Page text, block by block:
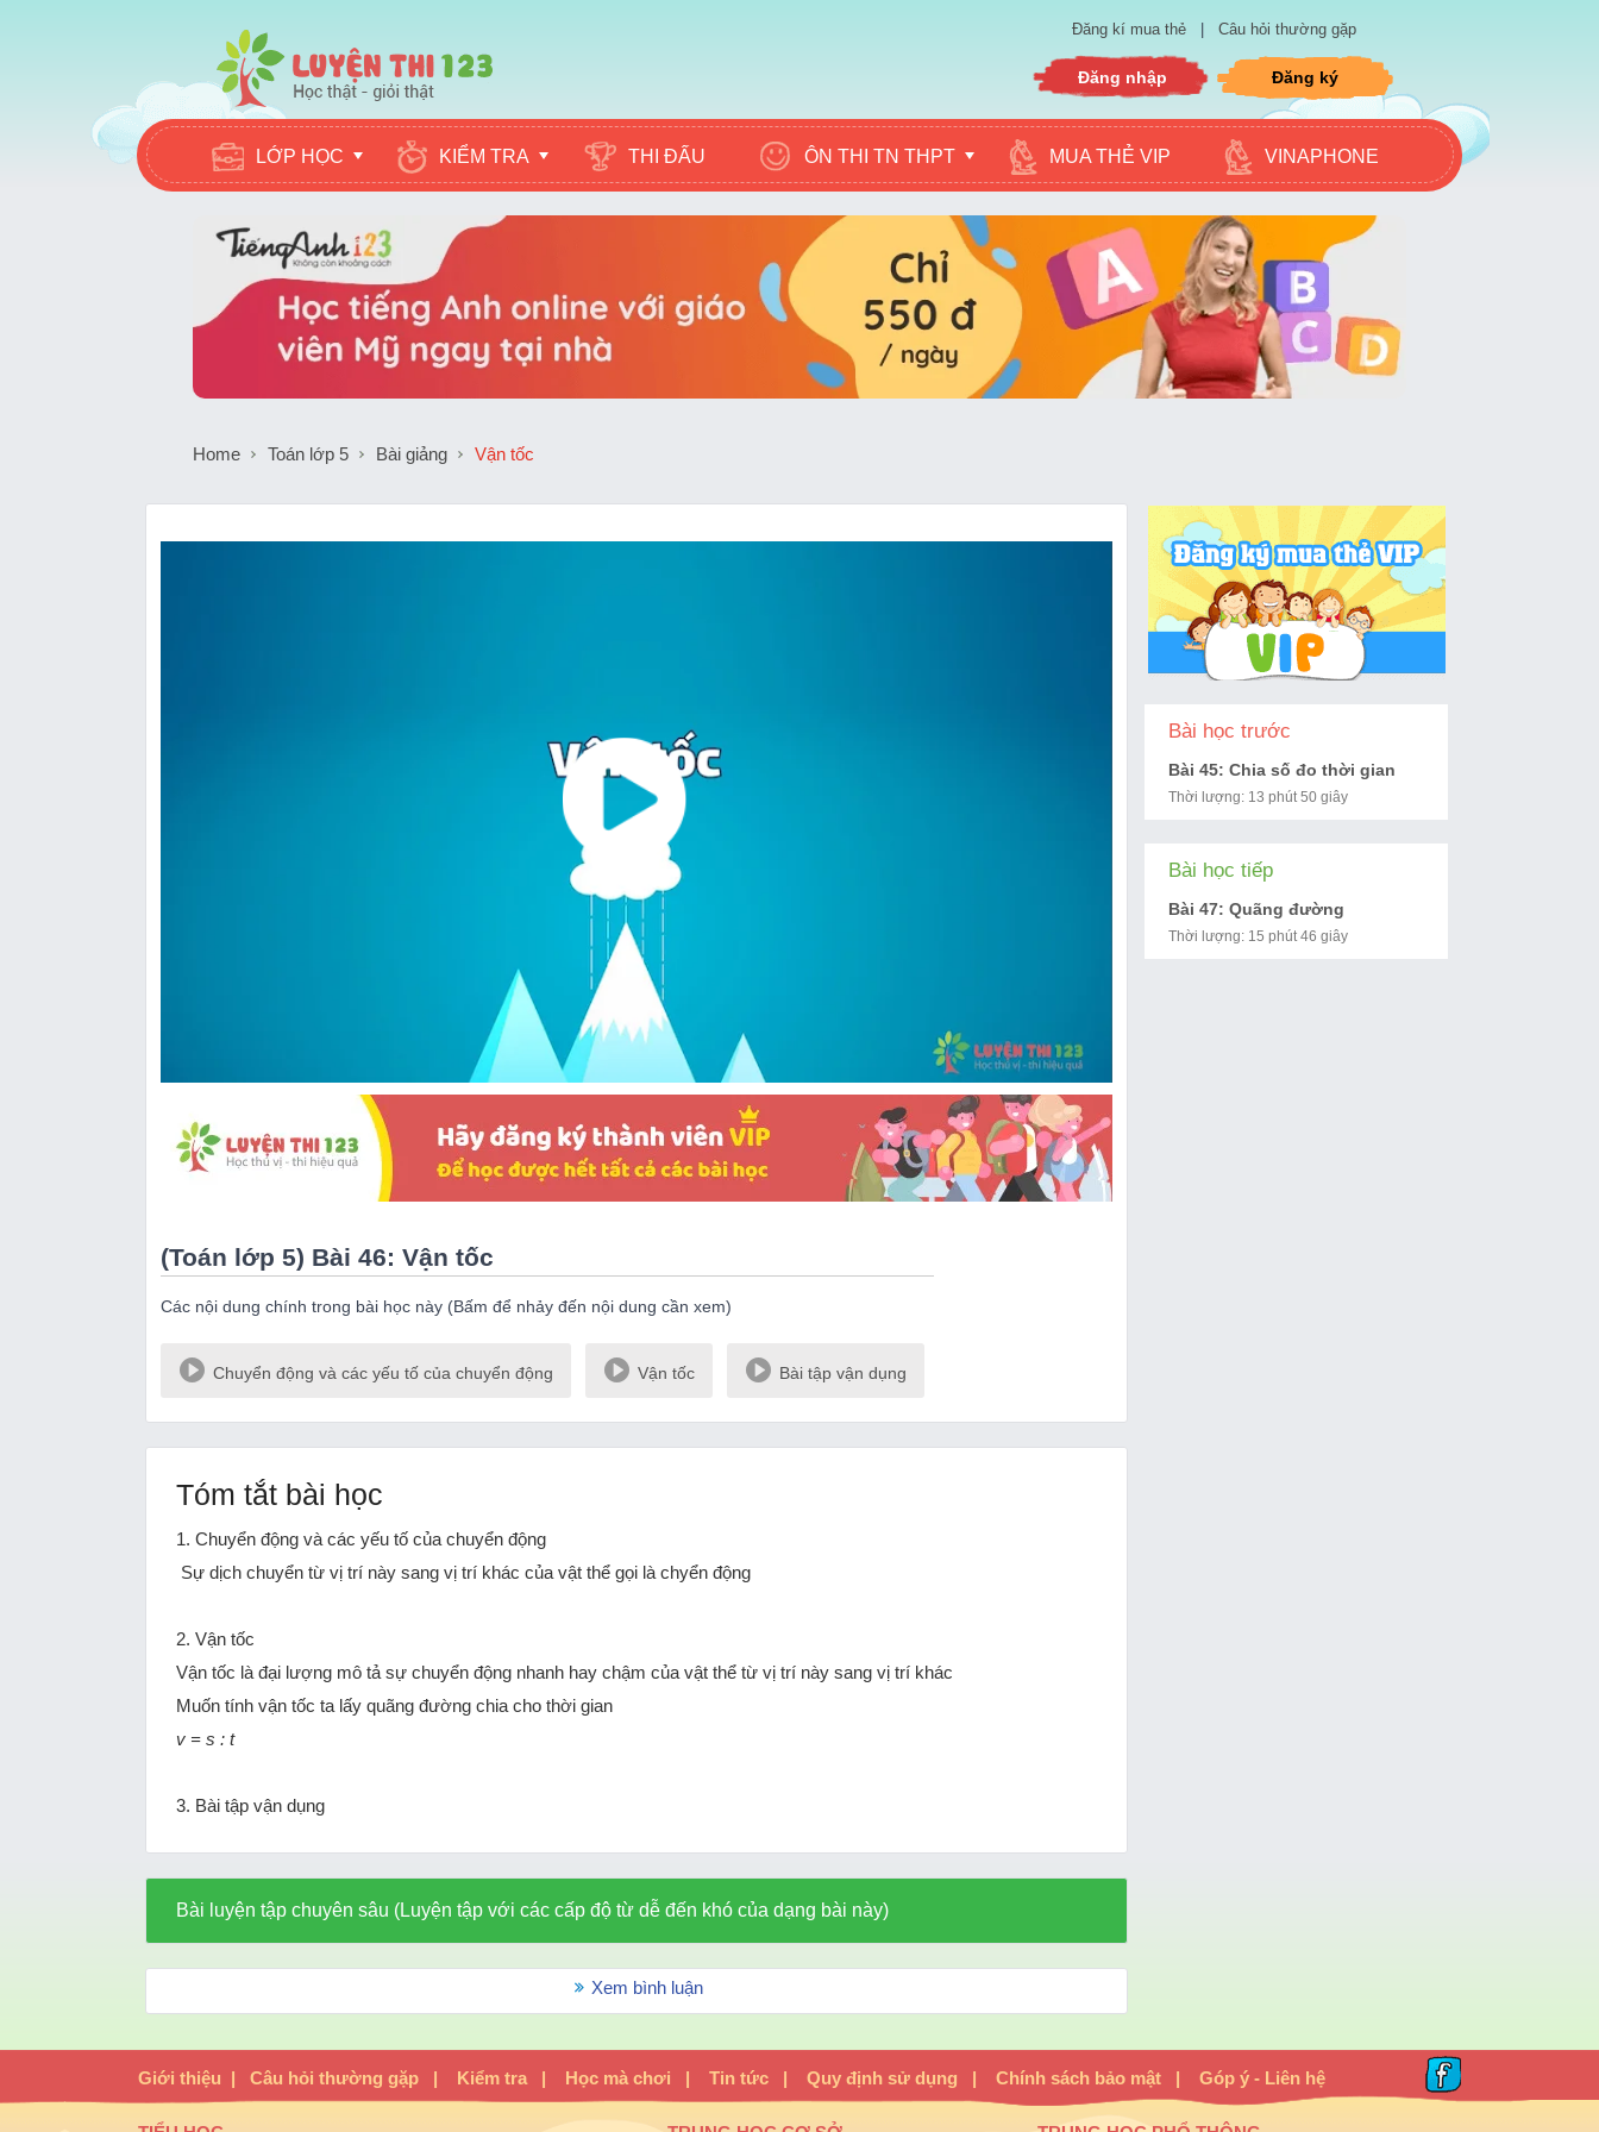
Đăng kí mua thẻ Câu hỏi thường gặp
Đăng nhập Đăng ký
LỚP HỌC KIỂM TRA THI ĐẤU ÔN THI TN THPT MUA THẺ VIP VINAPHONE
Home Toán lớp 5 Bài giảng Vận tốc
(Toán lớp 5) Bài 46: Vận tốc
Các nội dung chính trong bài học này (Bấm để nhảy đến nội dung cần xem)
Chuyển động và các yếu tố của chuyển động Vận tốc Bài tập vận dụng
Tóm tắt bài học
1. Chuyển động và các yếu tố của chuyển động
Sự dịch chuyển từ vị trí này sang vị trí khác của vật thể gọi là chyển động
2. Vận tốc
Vận tốc là đại lượng mô tả sự chuyển động nhanh hay chậm của vật thể từ vị trí này sang vị trí khác
Muốn tính vận tốc ta lấy quãng đường chia cho thời gian
v = s : t
3. Bài tập vận dụng
Bài luyện tập chuyên sâu (Luyện tập với các cấp độ từ dễ đến khó của dạng bài này)
Xem bình luận
Bài học trước
Bài 45: Chia số đo thời gian
Thời lượng: 13 phút 50 giây
Bài học tiếp
Bài 47: Quãng đường
Thời lượng: 15 phút 46 giây
Giới thiệu | Câu hỏi thường gặp | Kiểm tra | Học mà chơi | Tin tức | Quy định sử dụng | Chính sách bảo mật | Góp ý - Liên hệ